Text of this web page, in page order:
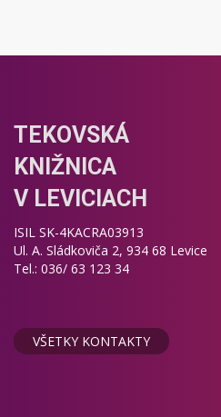
TEKOVSKÁ
KNIŽNICA
V LEVICIACH
ISIL SK-4KACRA03913
Ul. A. Sládkoviča 2, 934 68 Levice
Tel.: 036/ 63 123 34
VŠETKY KONTAKTY